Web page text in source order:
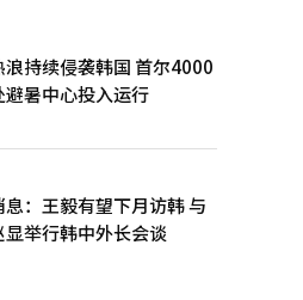
浪持续侵袭韩国 首尔4000
避暑中心投入运行
息：王毅有望下月访韩 与
显举行韩中外长会谈